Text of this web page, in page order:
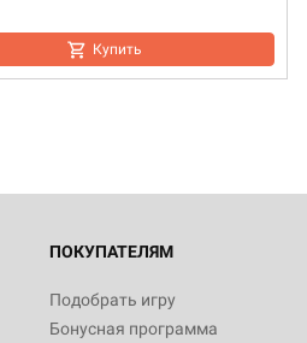
Купить
ПОКУПАТЕЛЯМ
Подобрать игру
Бонусная программа